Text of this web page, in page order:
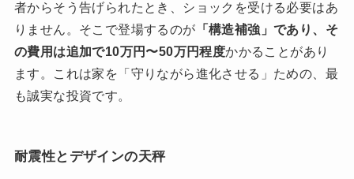
者からそう告げられたとき、ショックを受ける必要はあ
りません。そこで登場するのが 「構造補強」であり、そ
の費用は追加で10万円〜50万円程度かかることがあり
ます。これは家を「守りながら進化させる」ための、最
も誠実な投資です。
耐震性とデザインの天秤